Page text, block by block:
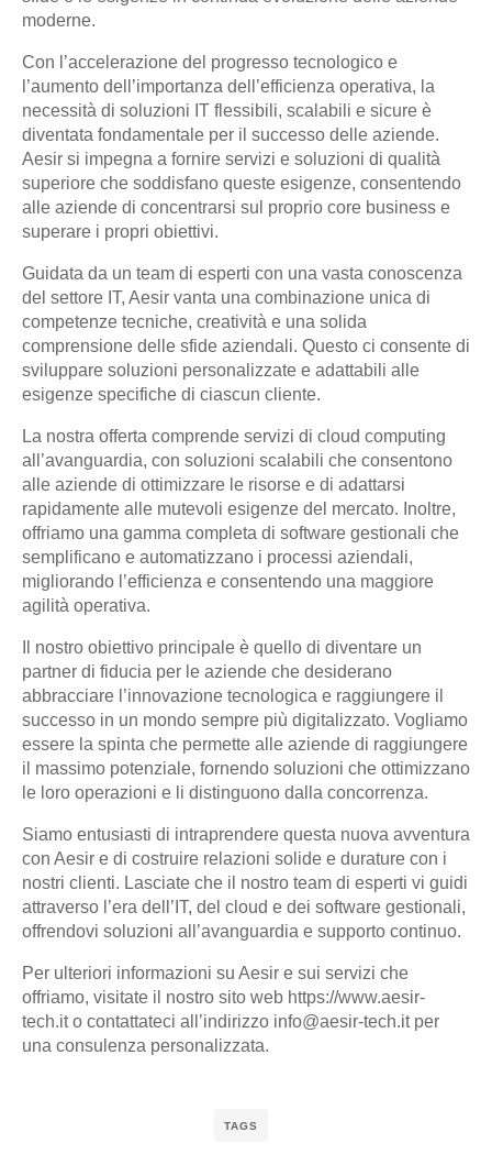
moderne.
Con l’accelerazione del progresso tecnologico e
l’aumento dell’importanza dell’efficienza operativa, la
necessità di soluzioni IT flessibili, scalabili e sicure è
diventata fondamentale per il successo delle aziende.
Aesir si impegna a fornire servizi e soluzioni di qualità
superiore che soddisfano queste esigenze, consentendo
alle aziende di concentrarsi sul proprio core business e
superare i propri obiettivi.
Guidata da un team di esperti con una vasta conoscenza
del settore IT, Aesir vanta una combinazione unica di
competenze tecniche, creatività e una solida
comprensione delle sfide aziendali. Questo ci consente di
sviluppare soluzioni personalizzate e adattabili alle
esigenze specifiche di ciascun cliente.
La nostra offerta comprende servizi di cloud computing
all’avanguardia, con soluzioni scalabili che consentono
alle aziende di ottimizzare le risorse e di adattarsi
rapidamente alle mutevoli esigenze del mercato. Inoltre,
offriamo una gamma completa di software gestionali che
semplificano e automatizzano i processi aziendali,
migliorando l’efficienza e consentendo una maggiore
agilità operativa.
Il nostro obiettivo principale è quello di diventare un
partner di fiducia per le aziende che desiderano
abbracciare l’innovazione tecnologica e raggiungere il
successo in un mondo sempre più digitalizzato. Vogliamo
essere la spinta che permette alle aziende di raggiungere
il massimo potenziale, fornendo soluzioni che ottimizzano
le loro operazioni e li distinguono dalla concorrenza.
Siamo entusiasti di intraprendere questa nuova avventura
con Aesir e di costruire relazioni solide e durature con i
nostri clienti. Lasciate che il nostro team di esperti vi guidi
attraverso l’era dell’IT, del cloud e dei software gestionali,
offrendovi soluzioni all’avanguardia e supporto continuo.
Per ulteriori informazioni su Aesir e sui servizi che
offriamo, visitate il nostro sito web https://www.aesir-
tech.it o contattateci all’indirizzo info@aesir-tech.it per
una consulenza personalizzata.
TAGS